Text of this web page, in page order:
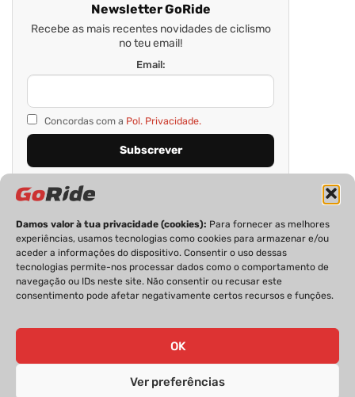
Damos valor à tua privacidade (cookies): Para fornecer as melhores
experiências, usamos tecnologias como cookies para armazenar e/ou
aceder a informações do dispositivo. Consentir o uso dessas
tecnologias permite-nos processar dados como o comportamento de
navegação ou IDs neste site. Não consentir ou recusar este
consentimento pode afetar negativamente certos recursos e funções.
OK
Ver preferências
Newsletter GoRide
Recebe as mais recentes novidades de ciclismo
no teu email!
Email:
Concordas com a Pol. Privacidade.
PRIVACIDADE FICHA TÉCNICA
ESTATUTO EDITORIAL